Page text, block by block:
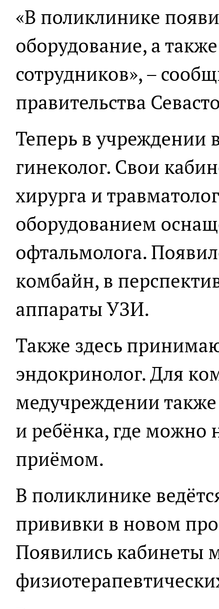
«В поликлинике
оборудование, а
сотрудников», –
правительства
Теперь в учреждении
гинеколог. Свои
хирурга и
оборудованием
офтальмолога.
комбайн, в
аппараты УЗИ.
Также здесь
эндокринолог. Для
медучреждении
и ребёнка, где можно
приёмом.
В поликлинике
прививки в новом
Появились кабинеты